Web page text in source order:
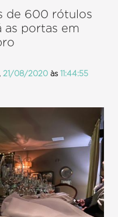
de 600 rótulos
as portas em
, 21/08/2020 às11:44:55